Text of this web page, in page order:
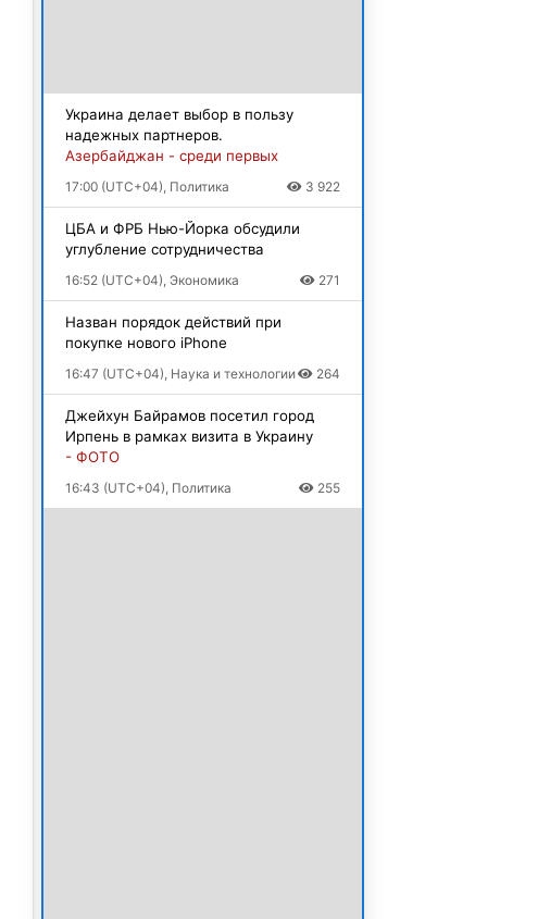
Украина делает выбор в пользу
надежных партнеров.
Азербайджан - среди первых
17:00 (UTC+04), Политика 3 922
ЦБА и ФРБ Нью-Йорка обсудили
углубление сотрудничества
16:52 (UTC+04), Экономика 271
Назван порядок действий при
покупке нового iPhone
16:47 (UTC+04), Наука и технологии 264
Джейхун Байрамов посетил город
Ирпень в рамках визита в Украину
- ФОТО
16:43 (UTC+04), Политика 255